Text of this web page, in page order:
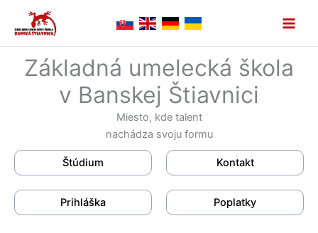
Základná umelecká škola
v Banskej Štiavnici
Miesto, kde talent
nachádza svoju formu
Štúdium Kontakt
Prihláška Poplatky